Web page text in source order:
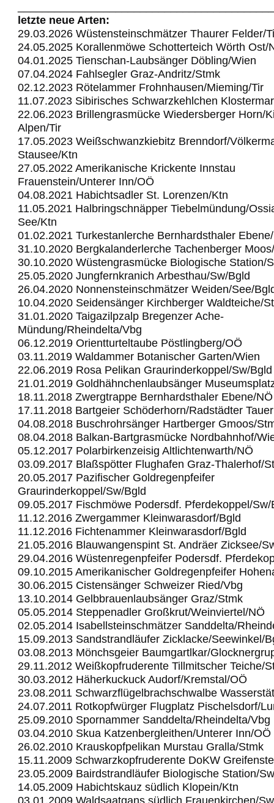
letzte neue Arten:
29.03.2026 Wüstensteinschmätzer Thaurer Felder/
24.05.2025 Korallenmöwe Schotterteich Wörth Ost/
04.01.2025 Tienschan-Laubsänger Döbling/Wien
07.04.2024 Fahlsegler Graz-Andritz/Stmk
02.12.2023 Rötelammer Frohnhausen/Mieming/Tir
11.07.2023 Sibirisches Schwarzkehlchen
22.06.2023 Brillengrasmücke Wiedersberger Horn/
Alpen/Tir
17.05.2023 Weißschwanzkiebitz Brenndorf/
Stausee/Ktn
27.05.2022 Amerikanische Krickente Innstau
Frauenstein/Unterer Inn/OÖ
04.08.2021 Habichtsadler St. Lorenzen/Ktn
11.05.2021 Halbringschnäpper Tiebelmündung/
See/Ktn
01.02.2021 Turkestanlerche Bernhardsthaler
31.10.2020 Bergkalanderlerche Tachenberger
30.10.2020 Wüstengrasmücke Biologische Station/
25.05.2020 Jungfernkranich Arbesthau/Sw/Bgld
26.04.2020 Nonnensteinschmätzer Weiden/See/
10.04.2020 Seidensänger Kirchberger Waldteiche/
31.01.2020 Taigazilpzalp Bregenzer Ache-
Mündung/Rheindelta/Vbg
06.12.2019 Orientturteltaube Pöstlingberg/OÖ
03.11.2019 Waldammer Botanischer Garten/Wien
22.06.2019 Rosa Pelikan Graurinderkoppel/Sw/Bgld
21.01.2019 Goldhähnchenlaubsänger
18.11.2018 Zwergtrappe Bernhardsthaler Ebene/NÖ
17.11.2018 Bartgeier Schöderhorn/Radstädter
04.08.2018 Buschrohrsänger Hartberger Gmoos/
08.04.2018 Balkan-Bartgrasmücke Nordbahnhof/
05.12.2017 Polarbirkenzeisig Altlichtenwarth/NÖ
03.09.2017 Blaßspötter Flughafen Graz-Thalerhof/
20.05.2017 Pazifischer Goldregenpfeifer
Graurinderkoppel/Sw/Bgld
09.05.2017 Fischmöwe Podersdf. Pferdekoppel/Sw/
11.12.2016 Zwergammer Kleinwarasdorf/Bgld
11.12.2016 Fichtenammer Kleinwarasdorf/Bgld
21.05.2016 Blauwangenspint St. Andräer Zicksee/
29.04.2016 Wüstenregenpfeifer Podersdf.
09.10.2015 Amerikanischer Goldregenpfeifer
30.06.2015 Cistensänger Schweizer Ried/Vbg
13.10.2014 Gelbbrauenlaubsänger Graz/Stmk
05.05.2014 Steppenadler Großkrut/Weinviertel/NÖ
02.05.2014 Isabellsteinschmätzer Sanddelta/
15.09.2013 Sandstrandläufer Zicklacke/Seewinkel/
03.08.2013 Mönchsgeier Baumgartlkar/
29.11.2012 Weißkopfruderente Tillmitscher Teiche/
30.03.2012 Häherkuckuck Audorf/Kremstal/OÖ
23.08.2011 Schwarzflügelbrachschwalbe
24.07.2011 Rotkopfwürger Flugplatz Pischelsdorf/
25.09.2010 Spornammer Sanddelta/Rheindelta/Vbg
03.04.2010 Skua Katzenbergleithen/Unterer Inn/OÖ
26.02.2010 Krauskopfpelikan Murstau Gralla/Stmk
15.11.2009 Schwarzkopfruderente DoKW
23.05.2009 Bairdstrandläufer Biologische Station/
14.05.2009 Habichtskauz südlich Klopein/Ktn
03.01.2009 Waldsaatgans südlich Frauenkirchen/